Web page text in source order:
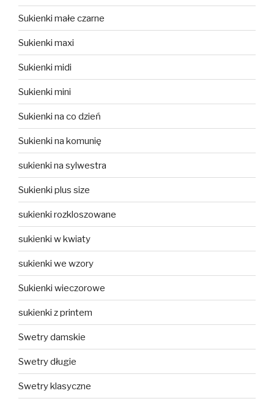
Sukienki małe czarne
Sukienki maxi
Sukienki midi
Sukienki mini
Sukienki na co dzień
Sukienki na komunię
sukienki na sylwestra
Sukienki plus size
sukienki rozkloszowane
sukienki w kwiaty
sukienki we wzory
Sukienki wieczorowe
sukienki z printem
Swetry damskie
Swetry długie
Swetry klasyczne